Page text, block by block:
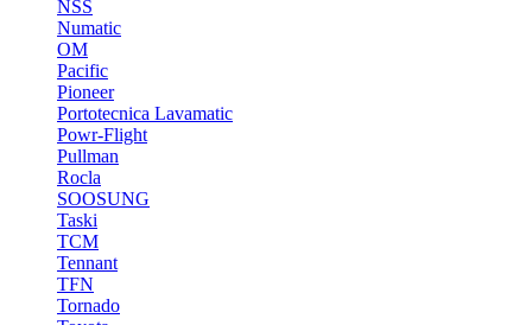
NSS
Numatic
OM
Pacific
Pioneer
Portotecnica Lavamatic
Powr-Flight
Pullman
Rocla
SOOSUNG
Taski
TCM
Tennant
TFN
Tornado